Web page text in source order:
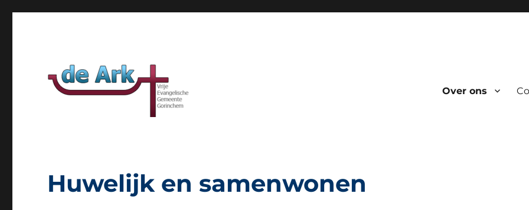
Over ons
Huwelijk en samenwonen